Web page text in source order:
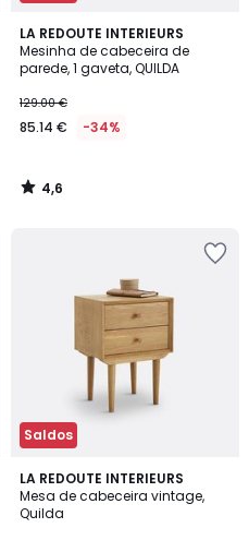
LA REDOUTE INTERIEURS
Mesinha de cabeceira de
parede, 1 gaveta, QUILDA
129.00 €
85.14 € -34%
4,6
/ 5
4,6
/
Saldos
LA REDOUTE INTERIEURS
Mesa de cabeceira vintage,
Quilda
4,4
/ 5